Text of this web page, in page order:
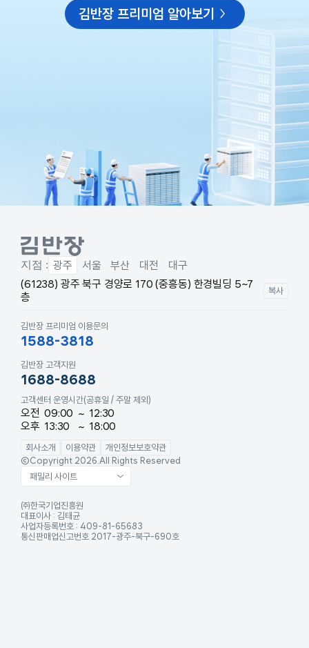
김반장 프리미엄 알아보기
지점 : 광주 서울 부산 대전
대구
(61238) 광주 북구 경양로 170 (중흥동) 한경빌딩 5~7
층
복사
김반장 프리미엄 이용문의
1588-3818
김반장 고객지원
1688-8688
고객센터 운영시간(공휴일 / 주말 제외)
오전 09:00 ~ 12:30
오후 13:30 ~ 18:00
회사소개 이용약관
개인정보보호약관
©Copyright 2026.All Rights Reserved
㈜한국기업진흥원
대표이사 : 김태균
사업자등록번호 : 409-81-65683
통신판매업신고번호 2017-광주-북구-690호
패밀리 사이트